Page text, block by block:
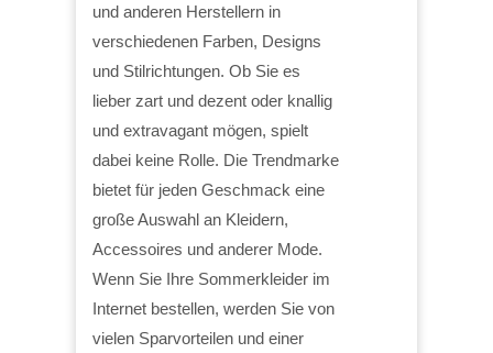
und anderen Herstellern in
verschiedenen Farben, Designs
und Stilrichtungen. Ob Sie es
lieber zart und dezent oder knallig
und extravagant mögen, spielt
dabei keine Rolle. Die Trendmarke
bietet für jeden Geschmack eine
große Auswahl an Kleidern,
Accessoires und anderer Mode.
Wenn Sie Ihre Sommerkleider im
Internet bestellen, werden Sie von
vielen Sparvorteilen und einer